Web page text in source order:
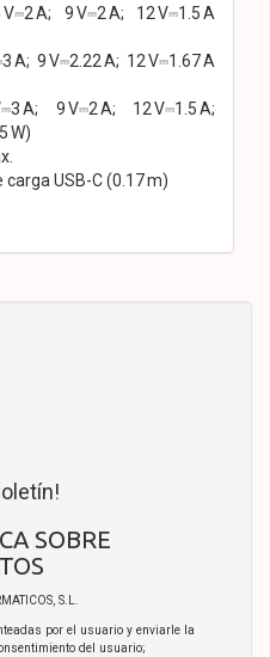
A; 9 V⎓2 A; 12 V⎓1.5 A
A; 9 V⎓2.22 A; 12 V⎓1.67 A
A; 9 V⎓2 A; 12 V⎓1.5 A;
W)
carga USB-C (0.17 m)
SOBRE
S.L.
por el usuario y enviarle la
del usuario;